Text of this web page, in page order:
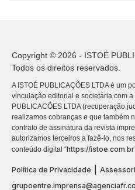
Copyright © 2026 - ISTOÉ
Todos os direitos reservados.
A ISTOÉ PUBLICAÇÕES LTDA é um
vinculação editorial e societária com a
PUBLICACÕES LTDA (recuperação
realizamos cobranças e que também
contrato de assinatura da revista
autorizamos terceiros a fazê-lo, nos
conteúdo digital “https://istoe.com.br
Política de Privacidade